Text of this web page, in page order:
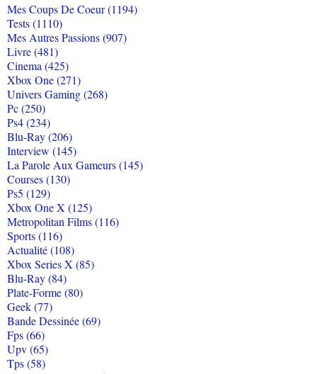
Mes Coups De Coeur (1194)
Tests (1110)
Mes Autres Passions (907)
Livre (481)
Cinema (425)
Xbox One (271)
Univers Gaming (268)
Pc (250)
Ps4 (234)
Blu-Ray (206)
Interview (145)
La Parole Aux Gameurs (145)
Courses (130)
Ps5 (129)
Xbox One X (125)
Metropolitan Films (116)
Sports (116)
Actualité (108)
Xbox Series X (85)
Blu-Ray (84)
Plate-Forme (80)
Geek (77)
Bande Dessinée (69)
Fps (66)
Upv (65)
Tps (58)